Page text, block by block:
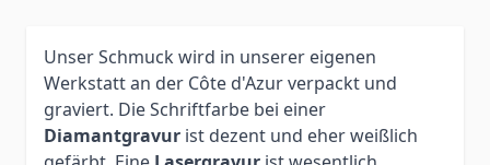
Unser Schmuck wird in unserer eigenen
Werkstatt an der Côte d'Azur verpackt und
graviert. Die Schriftfarbe bei einer
Diamantgravur ist dezent und eher weißlich